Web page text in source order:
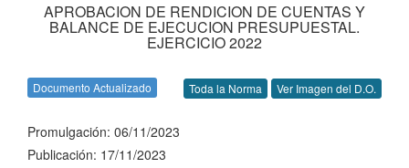
APROBACION DE RENDICION DE CUENTAS Y
BALANCE DE EJECUCION PRESUPUESTAL.
EJERCICIO 2022
Documento Actualizado Toda la Norma Ver Imagen del D.O.
Promulgación: 06/11/2023
Publicación: 17/11/2023